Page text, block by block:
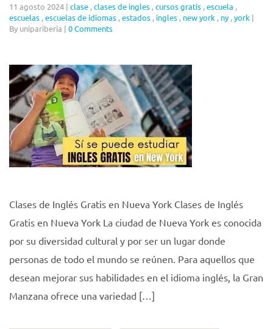
11 agosto 2024 | clase ,clases de ingles ,cursos gratis ,escuela ,
escuelas ,escuelas de idiomas ,estados , ingles , new york , ny,york |
By unipariberia | 0 Comments
Clases de Inglés Gratis en Nueva York Clases de Inglés
Gratis en Nueva York La ciudad de Nueva York es conocida
por su diversidad cultural y por ser un lugar donde
personas de todo el mundo se reúnen. Para aquellos que
desean mejorar sus habilidades en el idioma inglés, la Gran
Manzana ofrece una variedad […]